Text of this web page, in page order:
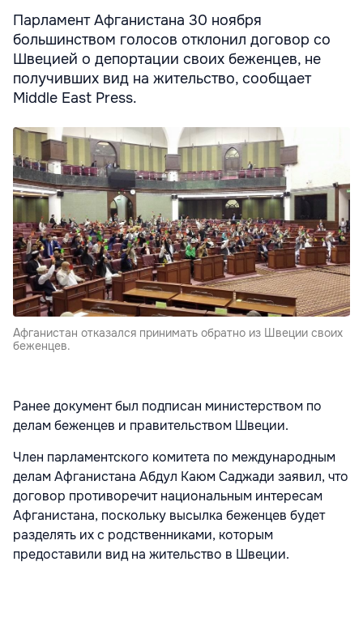
Парламент Афганистана 30 ноября
большинством голосов отклонил договор со
Швецией о депортации своих беженцев, не
получивших вид на жительство, сообщает
Middle East Press.
Афганистан отказался принимать обратно из Швеции своих
беженцев.
Ранее документ был подписан министерством по
делам беженцев и правительством Швеции.
Член парламентского комитета по международным
делам Афганистана Абдул Каюм Саджади заявил, что
договор противоречит национальным интересам
Афганистана, поскольку высылка беженцев будет
разделять их с родственниками, которым
предоставили вид на жительство в Швеции.